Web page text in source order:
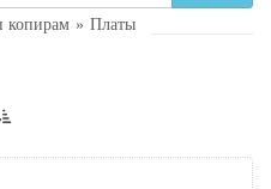
копирам Платы